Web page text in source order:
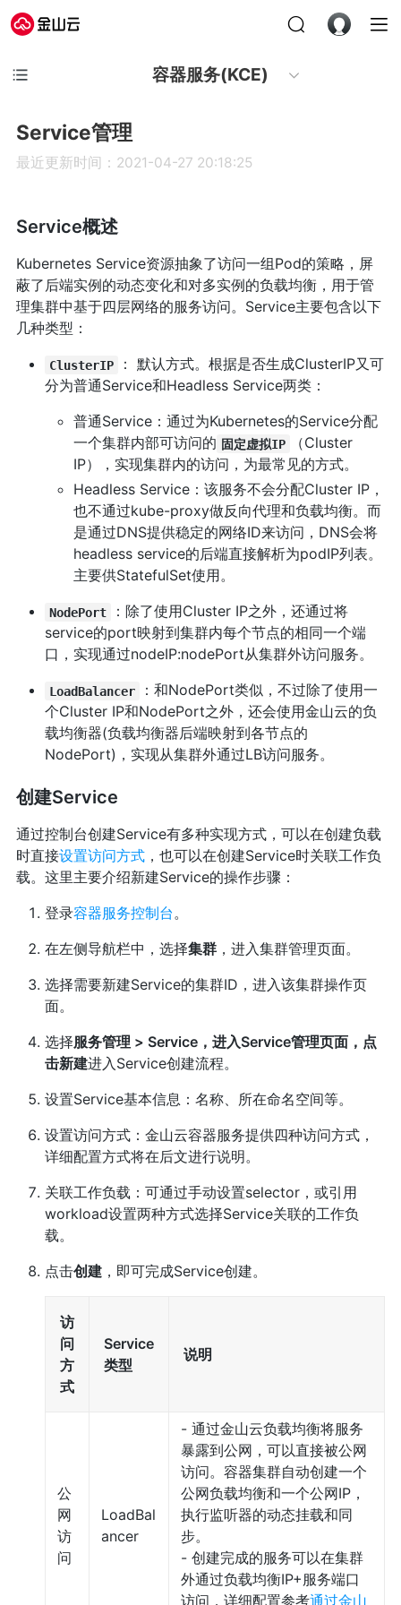
容器服务(KCE)
Service管理
最近更新时间：2021-04-27 20:18:25
Service概述
Kubernetes Service资源抽象了访问一组Pod的策略，屏
蔽了后端实例的动态变化和对多实例的负载均衡，用于管
理集群中基于四层网络的服务访问。Service主要包含以下
几种类型：
ClusterIP
： 默认方式。根据是否生成ClusterIP又可
分为普通Service和Headless Service两类：
普通Service：通过为Kubernetes的Service分配
一个集群内部可访问的 固定虚拟IP
（Cluster
IP），实现集群内的访问，为最常见的方式。
Headless Service：该服务不会分配Cluster IP，
也不通过kube-proxy做反向代理和负载均衡。而
是通过DNS提供稳定的网络ID来访问，DNS会将
headless service的后端直接解析为podIP列表。
主要供StatefulSet使用。
NodePort
：除了使用Cluster IP之外，还通过将
service的port映射到集群内每个节点的相同一个端
口，实现通过nodeIP:nodePort从集群外访问服务。
LoadBalancer
：和NodePort类似，不过除了使用一
个Cluster IP和NodePort之外，还会使用金山云的负
载均衡器(负载均衡器后端映射到各节点的
NodePort)，实现从集群外通过LB访问服务。
创建Service
通过控制台创建Service有多种实现方式，可以在创建负载
时直接设置访问方式，也可以在创建Service时关联工作负
载。这里主要介绍新建Service的操作步骤：
登录容器服务控制台。
在左侧导航栏中，选择集群，进入集群管理页面。
选择需要新建Service的集群ID，进入该集群操作页
面。
选择服务管理 > Service，进入Service管理页面，点
击新建进入Service创建流程。
设置Service基本信息：名称、所在命名空间等。
设置访问方式：金山云容器服务提供四种访问方式，
详细配置方式将在后文进行说明。
关联工作负载：可通过手动设置selector，或引用
workload设置两种方式选择Service关联的工作负
载。
点击创建，即可完成Service创建。
访
问
方
式
Service
类型
说明
公
网
访
问
LoadBal
ancer
- 通过金山云负载均衡将服务
暴露到公网，可以直接被公网
访问。容器集群自动创建一个
公网负载均衡和一个公网IP，
执行监听器的动态挂载和同
步。
- 创建完成的服务可以在集群
外通过负载均衡IP+服务端口
访问，详细配置参考通过金山